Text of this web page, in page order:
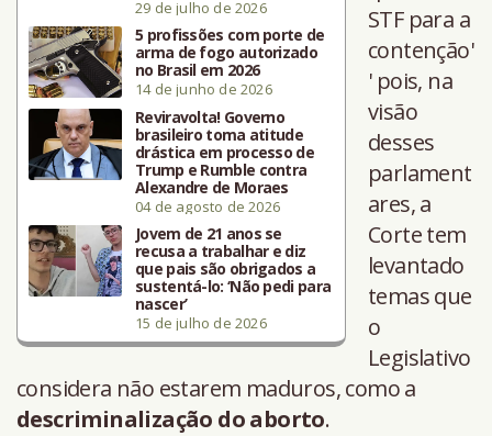
29 de julho de 2026
5 profissões com porte de
arma de fogo autorizado
no Brasil em 2026
14 de junho de 2026
Reviravolta! Governo
brasileiro toma atitude
drástica em processo de
Trump e Rumble contra
Alexandre de Moraes
04 de agosto de 2026
Jovem de 21 anos se
recusa a trabalhar e diz
que pais são obrigados a
sustentá-lo: ‘Não pedi para
nascer’
15 de julho de 2026
STF para a
contenção'
' pois, na
visão
desses
parlament
ares, a
Corte tem
levantado
temas que
o
Legislativo
considera não estarem maduros, como a
descriminalização do aborto.